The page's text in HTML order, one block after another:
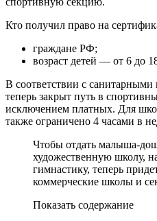
Кто получил право на
граждане РФ;
возраст детей — от 6 до
В соответствии с
теперь закрыт путь в
исключением платных. Для
также ограничено 4 часами в
Чтобы отдать малыша-
художественную школу,
гимнастику, теперь
коммерческие школы и
Показать содержание